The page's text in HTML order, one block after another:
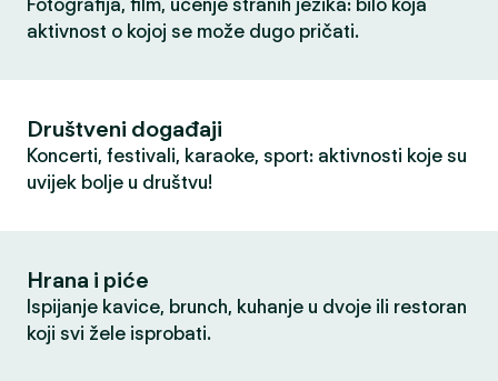
Fotografija, film, učenje stranih jezika: bilo koja
aktivnost o kojoj se može dugo pričati.
Društveni događaji
Koncerti, festivali, karaoke, sport: aktivnosti koje su
uvijek bolje u društvu!
Hrana i piće
Ispijanje kavice, brunch, kuhanje u dvoje ili restoran
koji svi žele isprobati.